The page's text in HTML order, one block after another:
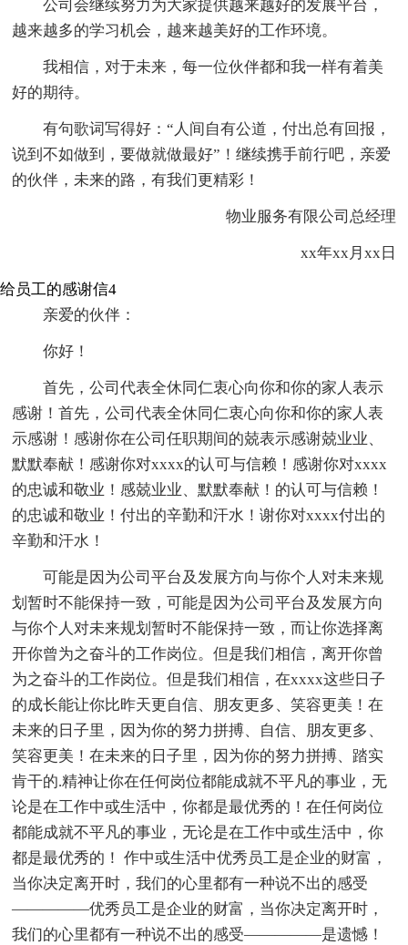
公司会继续努力为大家提供越来越好的发展平台，
越来越多的学习机会，越来越美好的工作环境。
我相信，对于未来，每一位伙伴都和我一样有着美
好的期待。
有句歌词写得好：“人间自有公道，付出总有回报，
说到不如做到，要做就做最好”！继续携手前行吧，亲爱
的伙伴，未来的路，有我们更精彩！
物业服务有限公司总经理
xx年xx月xx日
给员工的感谢信4
亲爱的伙伴：
你好！
首先，公司代表全休同仁衷心向你和你的家人表示
感谢！首先，公司代表全休同仁衷心向你和你的家人表
示感谢！感谢你在公司任职期间的兢表示感谢兢业业、
默默奉献！感谢你对xxxx的认可与信赖！感谢你对xxxx
的忠诚和敬业！感兢业业、默默奉献！的认可与信赖！
的忠诚和敬业！付出的辛勤和汗水！谢你对xxxx付出的
辛勤和汗水！
可能是因为公司平台及发展方向与你个人对未来规
划暂时不能保持一致，可能是因为公司平台及发展方向
与你个人对未来规划暂时不能保持一致，而让你选择离
开你曾为之奋斗的工作岗位。但是我们相信，离开你曾
为之奋斗的工作岗位。但是我们相信，在xxxx这些日子
的成长能让你比昨天更自信、朋友更多、笑容更美！在
未来的日子里，因为你的努力拼搏、自信、朋友更多、
笑容更美！在未来的日子里，因为你的努力拼搏、踏实
肯干的.精神让你在任何岗位都能成就不平凡的事业，无
论是在工作中或生活中，你都是最优秀的！在任何岗位
都能成就不平凡的事业，无论是在工作中或生活中，你
都是最优秀的！ 作中或生活中优秀员工是企业的财富，
当你决定离开时，我们的心里都有一种说不出的感受
—————优秀员工是企业的财富，当你决定离开时，
我们的心里都有一种说不出的感受—————是遗憾！